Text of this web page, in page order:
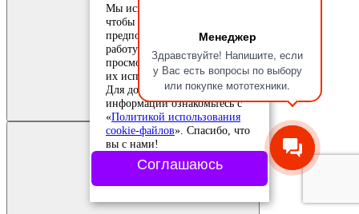
Менеджер
Здравствуйте! Напишите, если
у Вас есть вопросы по выбору
или покупке мототехники.
Добавить в
сравнение
Добавлено в
сравнение
Мы используем cookie-файлы,
чтобы учесть ваши
предпочтения и улучшить
работу сайта. Продолжая
просмотр, вы соглашаетесь с
их использованием.
Для дополнительной
информации ознакомьтесь с
«Политикой использования
cookie-файлов». Спасибо, что
вы с нами!
Соглашаюсь